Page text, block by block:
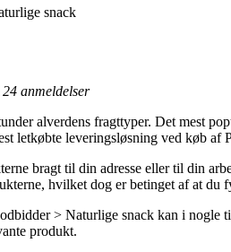
snack
24 anmeldelser
alverdens fragttyper. Det mest
letkøbte leveringsløsning ved køb af
bragt til din adresse eller til din
hvilket dog er betinget af at du
> Naturlige snack kan i
produkt.